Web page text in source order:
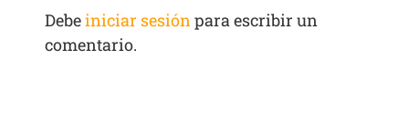
Debeiniciar sesiónpara escribir un
comentario.